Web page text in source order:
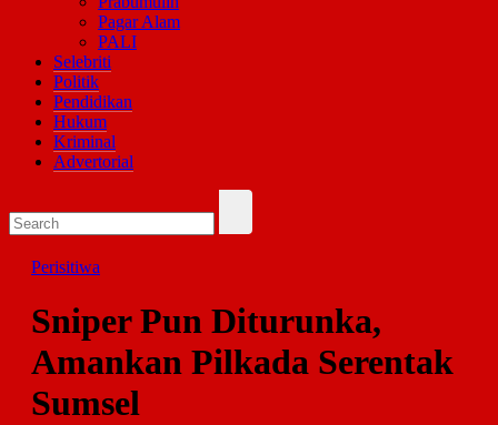
Pagar Alam
PALI
Selebriti
Politik
Pendidikan
Hukum
Kriminal
Advertorial
Perisitiwa
Sniper Pun Diturunka,
Amankan Pilkada Serentak
Sumsel